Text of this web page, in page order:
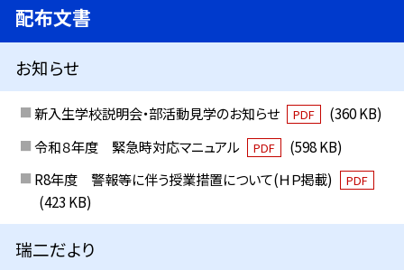
配布文書
お知らせ
新入生学校説明会・部活動見学のお知らせ PDF
(360 KB)
令和８年度 緊急時対応マニュアル
PDF
(598 KB)
R8年度 警報等に伴う授業措置について(ＨＰ掲載)
PDF
(423 KB)
瑞二だより